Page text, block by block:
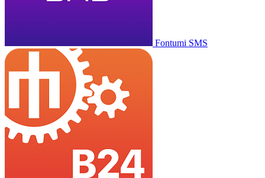
Fontumi SMS